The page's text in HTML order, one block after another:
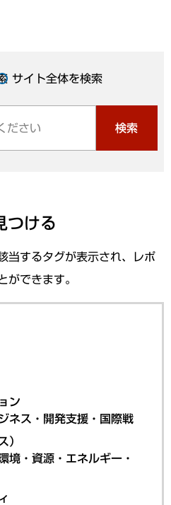
サイト全体を検索
検索
つける
当するタグが表示され、レポ
ができます。
ン
ネス・開発支援・国際戦
）
境・資源・エネルギー・